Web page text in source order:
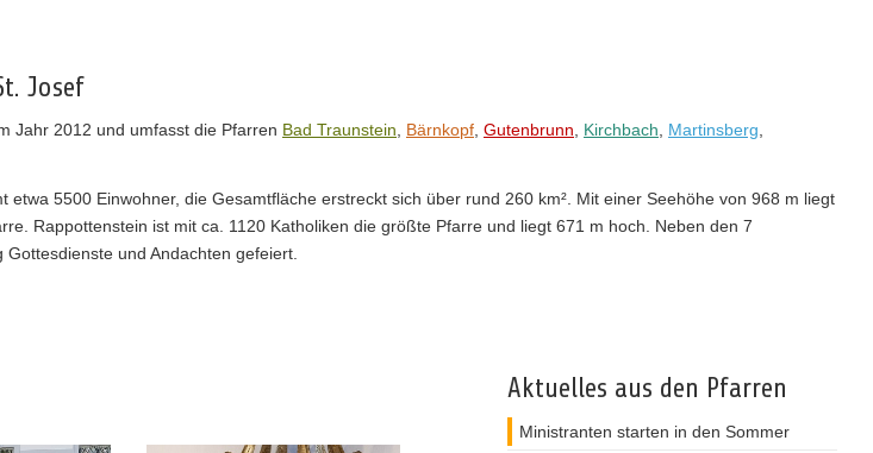
Josef
Jahr 2012 und umfasst die Pfarren Bad Traunstein, Bärnkopf, Gutenbrunn, Kirchbach, Martinsberg,
5500 Einwohner, die Gesamtfläche erstreckt sich über rund 260 km². Mit einer Seehöhe von 968 m liegt
Rappottenstein ist mit ca. 1120 Katholiken die größte Pfarre und liegt 671 m hoch. Neben den 7
und Andachten gefeiert.
Aktuelles aus den Pfarren
Ministranten starten in den Sommer